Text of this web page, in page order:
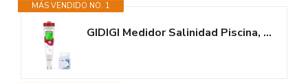
MÁS VENDIDO NO. 1
GIDIGI Medidor Salinidad Piscina, 5 en 1 Comprobador pH Sal EC TDS y Temp,...